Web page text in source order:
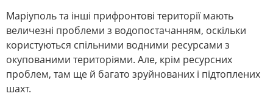
Маріуполь та інші прифронтові території мають
величезні проблеми з водопостачанням, оскільки
користуються спільними водними ресурсами з
окупованими територіями. Але, крім ресурсних
проблем, там ще й багато зруйнованих і підтоплених
шахт.